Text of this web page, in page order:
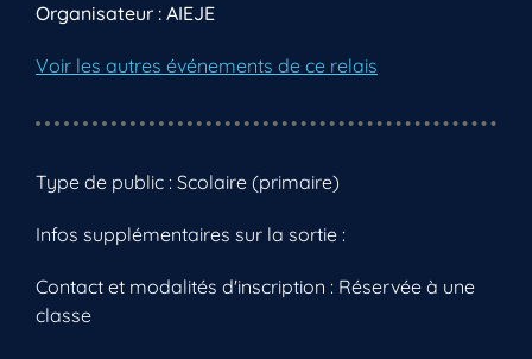
Organisateur : AIEJE
Voir les autres événements de ce relais
Type de public : Scolaire (primaire)
Infos supplémentaires sur la sortie :
Contact et modalités d'inscription : Réservée à une
classe